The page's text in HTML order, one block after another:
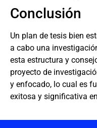
Conclusión
Un plan de tesis bien
a cabo una
esta estructura y
proyecto de
y enfocado, lo cual es
exitosa y significativa